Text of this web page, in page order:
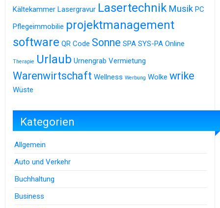
Kältekammer Lasergravur Lasertechnik Musik PC
Pflegeimmobilie projektmanagement
software QR Code Sonne SPA SYS-PA Online
Therapie Urlaub Urnengrab Vermietung
Warenwirtschaft Wellness Werbung Wolke wrike
Wüste
Kategorien
Allgemein
Auto und Verkehr
Buchhaltung
Business